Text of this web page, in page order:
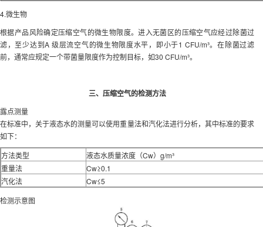
4.微生物
根据产品风险确定压缩空气的微生物限度。进入无菌区的压缩空气应经过除菌过
滤，至少达到A 级层流空气的微生物限度水平，即小于1 CFU/m³。在除菌过滤
前，通常应规定一个带菌量限度作为控制目标，如30 CFU/m³。
三、压缩空气的检测方法
露点测量
在标准中，关于液态水的测量可以使用重量法和汽化法进行分析，其中标准的要求
如下：
方法类型
液态水质量浓度（Cw）g/m³
重量法
Cw≥0.1
汽化法
Cw≤5
检测示意图